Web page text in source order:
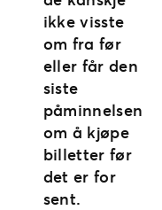
ikke visste
om fra før
eller får den
siste
påminnelsen
om å kjøpe
billetter før
det er for
sent.